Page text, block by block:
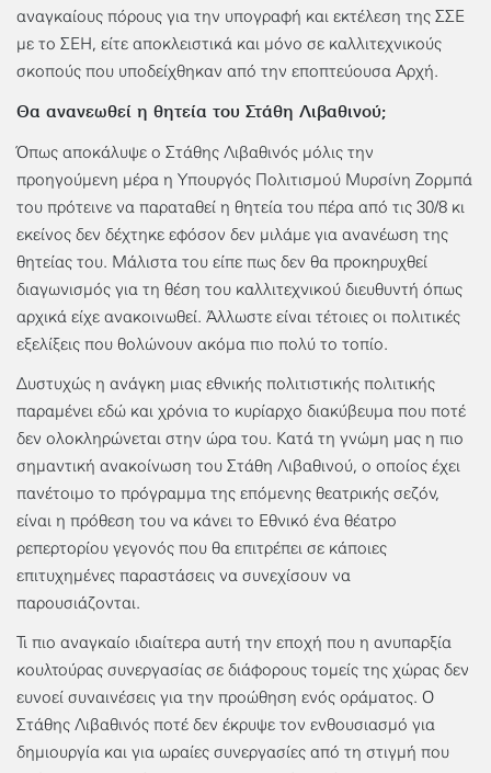
αναγκαίους πόρους για την υπογραφή και εκτέλεση της ΣΣΕ
με το ΣΕΗ, είτε αποκλειστικά και μόνο σε καλλιτεχνικούς
σκοπούς που υποδείχθηκαν από την εποπτεύουσα Αρχή.
Θα ανανεωθεί η θητεία του Στάθη Λιβαθινού;
Όπως αποκάλυψε ο Στάθης Λιβαθινός μόλις την
προηγούμενη μέρα η Υπουργός Πολιτισμού Μυρσίνη Ζορμπά
του πρότεινε να παραταθεί η θητεία του πέρα από τις 30/8 κι
εκείνος δεν δέχτηκε εφόσον δεν μιλάμε για ανανέωση της
θητείας του. Μάλιστα του είπε πως δεν θα προκηρυχθεί
διαγωνισμός για τη θέση του καλλιτεχνικού διευθυντή όπως
αρχικά είχε ανακοινωθεί. Άλλωστε είναι τέτοιες οι πολιτικές
εξελίξεις που θολώνουν ακόμα πιο πολύ το τοπίο.
Δυστυχώς η ανάγκη μιας εθνικής πολιτιστικής πολιτικής
παραμένει εδώ και χρόνια το κυρίαρχο διακύβευμα που ποτέ
δεν ολοκληρώνεται στην ώρα του. Κατά τη γνώμη μας η πιο
σημαντική ανακοίνωση του Στάθη Λιβαθινού, ο οποίος έχει
πανέτοιμο το πρόγραμμα της επόμενης θεατρικής σεζόν,
είναι η πρόθεση του να κάνει το Εθνικό ένα θέατρο
ρεπερτορίου γεγονός που θα επιτρέπει σε κάποιες
επιτυχημένες παραστάσεις να συνεχίσουν να
παρουσιάζονται.
Τι πιο αναγκαίο ιδιαίτερα αυτή την εποχή που η ανυπαρξία
κουλτούρας συνεργασίας σε διάφορους τομείς της χώρας δεν
ευνοεί συναινέσεις για την προώθηση ενός οράματος. Ο
Στάθης Λιβαθινός ποτέ δεν έκρυψε τον ενθουσιασμό για
δημιουργία και για ωραίες συνεργασίες από τη στιγμή που